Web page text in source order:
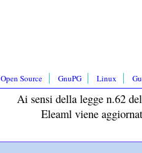
Open Source GnuPG Linux
Ai sensi della legge n.62
Eleaml viene